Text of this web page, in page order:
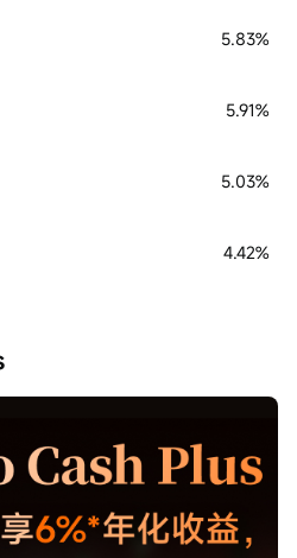
5.83%
5.91%
5.03%
4.42%